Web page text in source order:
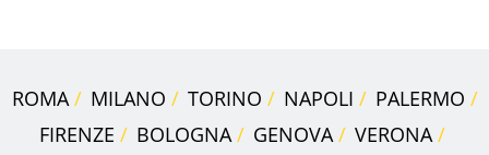
ROMA MILANO TORINO NAPOLI
PALERMO
FIRENZE
BOLOGNA GENOVA
VERONA